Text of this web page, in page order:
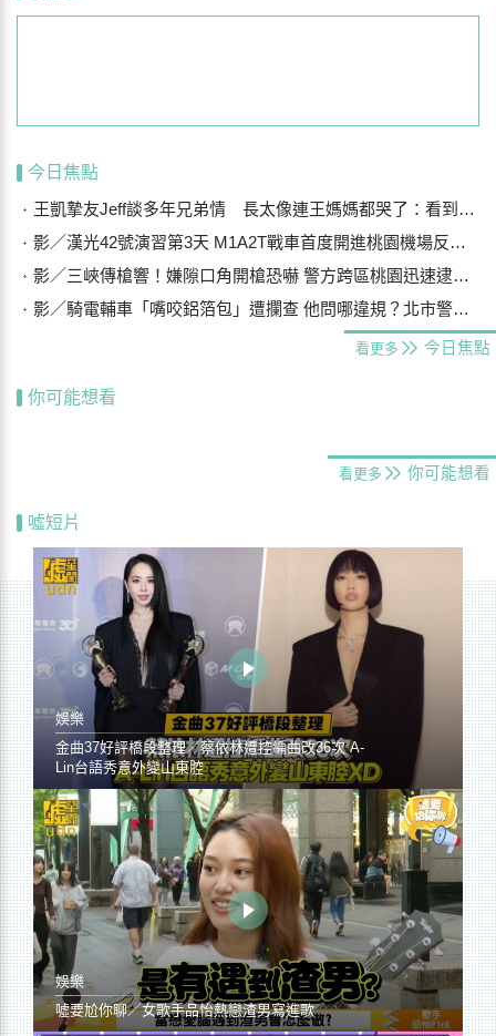
今日焦點
王凱摯友Jeff談多年兄弟情 長太像連王媽媽都哭了：看到他想到兒子
影／漢光42號演習第3天 M1A2T戰車首度開進桃園機場反機降
影／三峽傳槍響！嫌隙口角開槍恐嚇 警方跨區桃園迅速逮獲4嫌送辦
影／騎電輔車「嘴咬鋁箔包」遭攔查 他問哪違規？北市警：柔性勸導
看更多 今日焦點
你可能想看
看更多 你可能想看
噓短片
娛樂
金曲37好評橋段整理／蔡依林遭控編曲改36次 A-
Lin台語秀意外變山東腔
娛樂
噓要尬你聊／女歌手品怡熱戀渣男寫進歌